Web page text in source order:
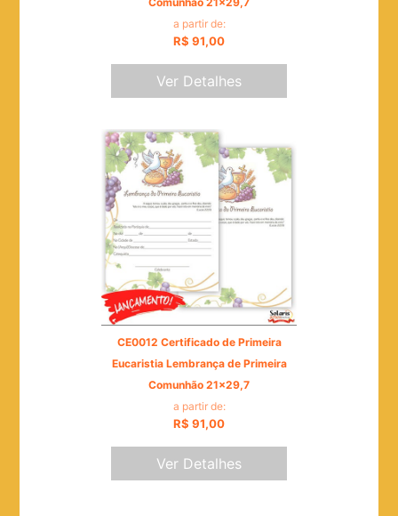
a partir de:
R$ 91,00
Ver Detalhes
CE0012 Certificado de Primeira
Eucaristia Lembrança de Primeira
Comunhão 21x29,7
a partir de:
R$ 91,00
Ver Detalhes